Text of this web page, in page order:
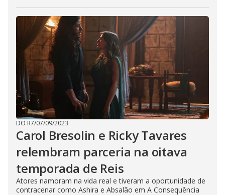
DO R7/07/09/2023
Carol Bresolin e Ricky Tavares
relembram parceria na oitava
temporada de Reis
Atores namoram na vida real e tiveram a oportunidade de
contracenar como Ashira e Absalão em A Consequência